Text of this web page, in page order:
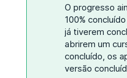
O progresso
100%
já tiverem
abrirem um
concluído, os
versão